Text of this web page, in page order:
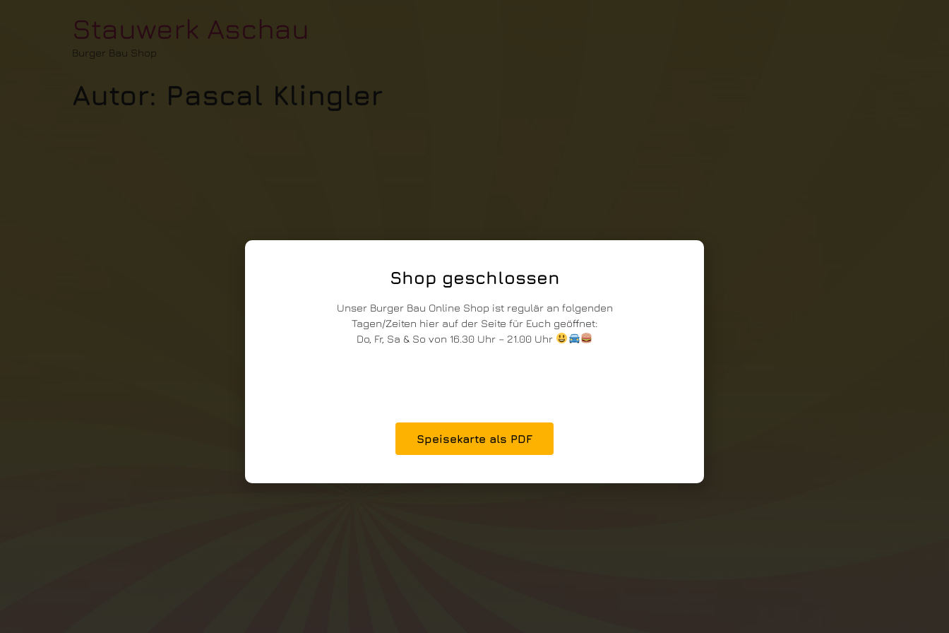
Stauwerk Aschau
Burger Bau Shop
Autor: Pascal Klingler
Shop geschlossen
Unser Burger Bau Online Shop ist regulär an folgenden
Tagen/Zeiten hier auf der Seite für Euch geöffnet:
Do, Fr, Sa & So von 16.30 Uhr – 21.00 Uhr
Speisekarte als PDF